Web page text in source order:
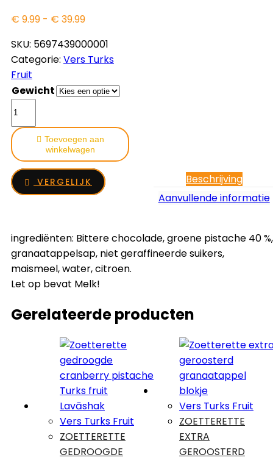
€ 9.99 - € 39.99Prijsklasse:
tot
€ 39.99
SKU: 5697439000001
Categorie: Vers Turks
Fruit
Gewicht
Zoetterette
chocolade
pistache
granaatappel
Turks
fruit
Toevoegen aan
winkelwagen
VERGELIJK
Beschrijving
Aanvullende informatie
ingrediënten: Bittere chocolade, groene pistache 40 %,
granaatappelsap, niet geraffineerde suikers,
maismeel, water, citroen.
Let op bevat Melk!
Gerelateerde producten
Vers Turks Fruit
ZOETTERETTE
GEDROOGDE
Vers Turks Fruit
ZOETTERETTE
EXTRA
GEROOSTERD